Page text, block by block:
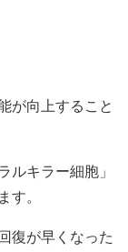
が向上すること
ルキラー細胞」
す。
復が早くなった